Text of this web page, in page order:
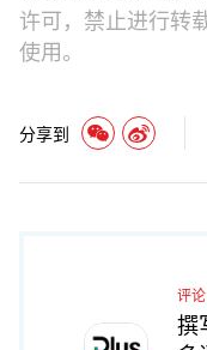
许可，禁止进行转
使用。
分享到
评论
撰